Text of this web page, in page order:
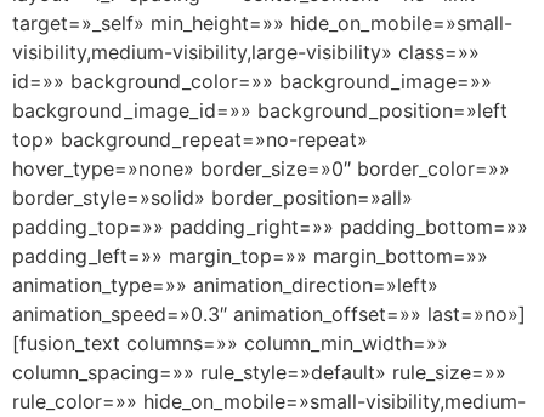
target=»_self» min_height=»» hide_on_mobile=»small-
visibility,medium-visibility,large-visibility» class=»»
id=»» background_color=»» background_image=»»
background_image_id=»» background_position=»left
top» background_repeat=»no-repeat»
hover_type=»none» border_size=»0″ border_color=»»
border_style=»solid» border_position=»all»
padding_top=»» padding_right=»» padding_bottom=»»
padding_left=»» margin_top=»» margin_bottom=»»
animation_type=»» animation_direction=»left»
animation_speed=»0.3″ animation_offset=»» last=»no»]
[fusion_text columns=»» column_min_width=»»
column_spacing=»» rule_style=»default» rule_size=»»
rule_color=»» hide_on_mobile=»small-visibility,medium-